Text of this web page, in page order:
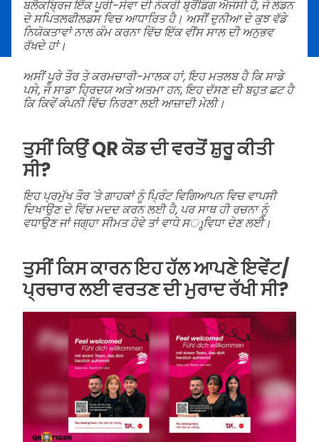
ਬਲੈਕਬ੍ਰਿਜ ਇੱਕ ਪੂਰੀ-ਸੇਵਾ ਦੀ ਨੌਕਰੀ ਬ੍ਰੈਂਡਿੰਗ ਐਜੰਸੀ ਹੈ, ਜੋ ਲੰਡਨ
ਦੇ ਸਪਿਤਲਫੀਲਡਸ ਵਿਚ ਆਧਾਰਿਤ ਹੈ। ਅਸੀਂ ਦੁਨੀਆ ਦੇ ਕੁਝ ਵੱਡੇ
ਨਿਯੋਕਤਾਵਾਂ ਨਾਲ ਕੰਮ ਕਰਨਾ ਵਿੱਚ ਇੱਕ ਵੀਂਸ ਸਾਲ ਦੀ ਅਨੁਭਵ
ਰੱਖਦੇ ਹਾਂ।
ਅਸੀਂ ਪੂਰੇ ਤੌਰ ਤੇ ਕਰਮਚਾਰੀ-ਮਾਲਕ ਹਾਂ, ਇਹ ਮਤਲਬ ਹੈ ਕਿ ਸਾਡੇ
ਪਸੇ, ਜੋ ਸਾਡਾ ਹ੍ਰਿਦਯ ਅਤੇ ਅਤਮਾ ਹਨ, ਇਹ ਦੱਸਣ ਦੀ ਬਹੁਤ ਛਟ ਹੈ
ਕਿ ਕਿਵੇਂ ਕੰਪਨੀ ਵਿੱਚ ਨਿਰਣਾ ਲਈ ਆਜ਼ਾਦੀ ਮੇਲੀ।
ਤੁਸੀਂ ਕਿਉਂ QR ਕੋਡ ਦੀ ਵਰਤੋਂ ਸ਼ੁਰੂ ਕੀਤੀ
ਸੀ?
ਇਹ ਪ੍ਰਮੁੱਖ ਤੌਰ 'ਤੇ ਗਾਹਕਾਂ ਨੂੰ ਪ੍ਰਿੰਟ ਵਿਗਿਆਪਨ ਵਿਚ ਵਾਪਸੀ
ਦਿਖਾਉਣ ਦੇ ਵਿੱਚ ਮਦਦ ਕਰਨ ਲਈ ਹੈ, ਪਰ ਸਾਥ ਹੀ ਰਚਨਾ ਨੂੰ
ਵਧਾਉਣ ਜਾਂ ਜਗ੍ਹਾ ਸੀਮਤ ਹੋਵੇ ਤਾਂ ਵਾਧੇ ਸുਵਿਧਾ ਦੇਣ ਲਈ।
ਤੁਸੀਂ ਕਿਸ ਕਾਰਨ ਇਹ ਹੱਲ ਆਪਣੇ ਇਵੇਂਟ/
ਪ੍ਰਚਾਰ ਲਈ ਵਰਤਣ ਦੀ ਮੁਰਾਦ ਰੱਖੀ ਸੀ?